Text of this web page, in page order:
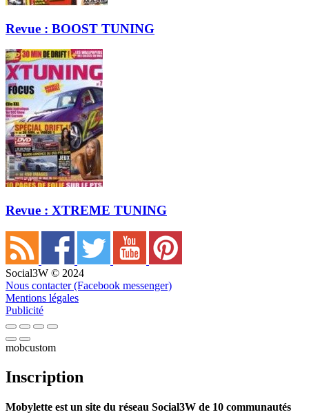
Revue : BOOST TUNING
Revue : XTREME TUNING
Social3W © 2024
Nous contacter (Facebook messenger)
Mentions légales
Publicité
mobcustom
Inscription
Mobylette est un site du réseau Social3W de 10 communautés